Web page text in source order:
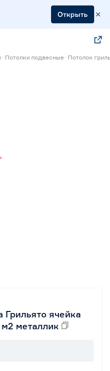
Открыть
Потолки подвесные Потолок
ячейка
металлик